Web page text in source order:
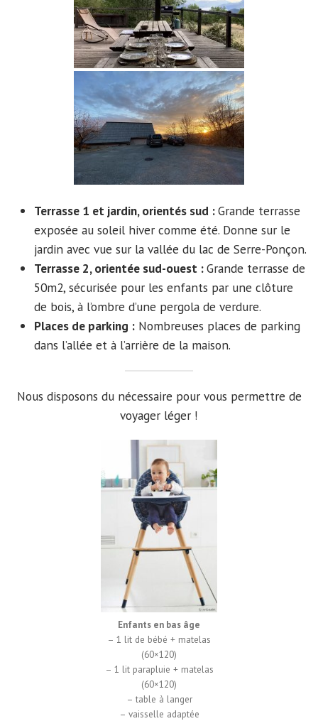
Terrasse 1 et jardin, orientés sud :Grande terrasse
exposée au soleil hiver comme été. Donne sur le
jardin avec vue sur la vallée du lac de Serre-Ponçon.
Terrasse 2, orientée sud-ouest :Grande terrasse de
50m2, sécurisée pour les enfants par une clôture
de bois, à l’ombre d’une pergola de verdure.
Places de parking : Nombreuses places de parking
dans l’allée et à l’arrière de la maison.
Nous disposons du nécessaire pour vous permettre de
voyager léger !
Enfants en bas âge
– 1 lit de bébé + matelas
(60×120)
– 1 lit parapluie + matelas
(60×120)
– table à langer
– vaisselle adaptée